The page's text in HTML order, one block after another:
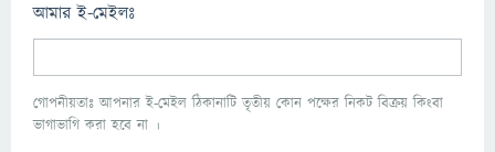
আমার ই-মেইলঃ
গোপনীয়তাঃ আপনার ই-মেইল ঠিকানাটি তৃতীয় কোন পক্ষের নিকট বিক্রয় কিংবা
ভাগাভাগি করা হবে না ।